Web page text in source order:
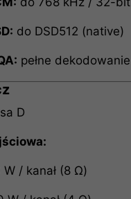
do DSD512 (native)
pełne dekodowanie
D
W / kanał (8 Ω)